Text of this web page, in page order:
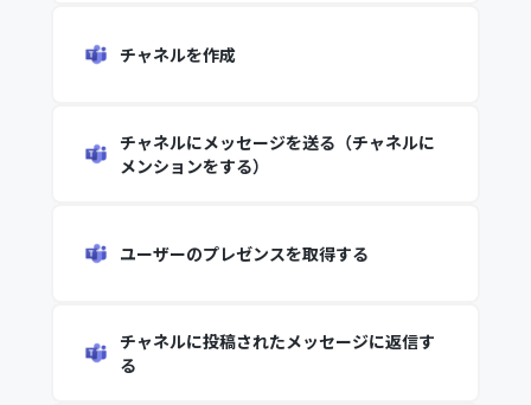
チャネルを作成
チャネルにメッセージを送る（チャネルに
メンションをする）
ユーザーのプレゼンスを取得する
チャネルに投稿されたメッセージに返信す
る